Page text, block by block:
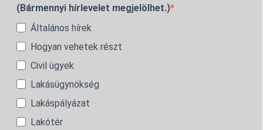
(Bármennyi hírlevelet megjelölhet.)
Általános hírek
Hogyan vehetek részt
Civil ügyek
Lakásügynökség
Lakáspályázat
Lakótér